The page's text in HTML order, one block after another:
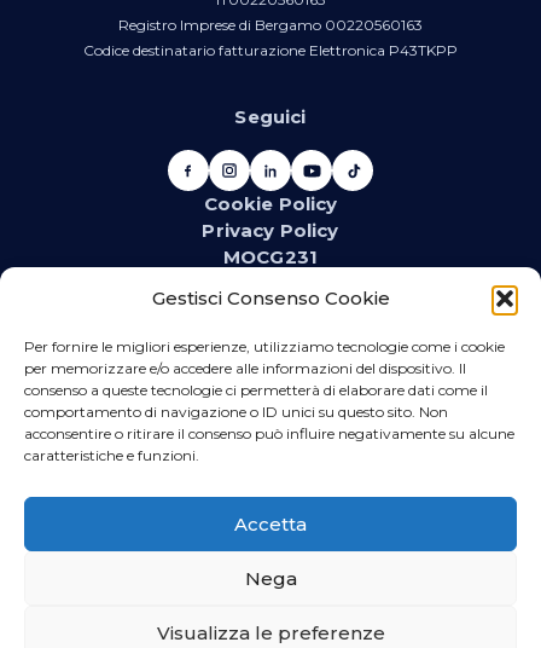
Gestisci Consenso Cookie
Per fornire le migliori esperienze, utilizziamo tecnologie come i cookie
per memorizzare e/o accedere alle informazioni del dispositivo. Il
consenso a queste tecnologie ci permetterà di elaborare dati come il
comportamento di navigazione o ID unici su questo sito. Non
acconsentire o ritirare il consenso può influire negativamente su alcune
caratteristiche e funzioni.
Accetta
Nega
Visualizza le preferenze
Registro Imprese di Bergamo 00220560163
Codice destinatario fatturazione Elettronica P43TKPP
Seguici
Cookie Policy
Privacy Policy
MOCG231
promozioni, eventi e contenuti dedicati.
WhatsApp
ed elettrico.